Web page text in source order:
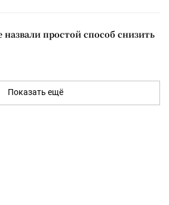
назвали простой способ снизить
Показать ещё